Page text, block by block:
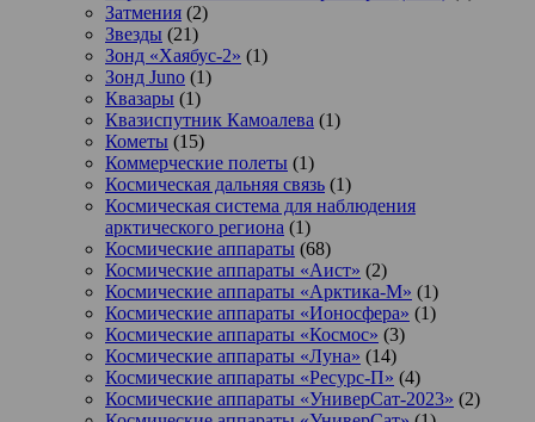
Затмения (2)
Звезды (21)
Зонд «Хаябус-2» (1)
Зонд Juno (1)
Квазары (1)
Квазиспутник Камоалева (1)
Кометы (15)
Коммерческие полеты (1)
Космическая дальняя связь (1)
Космическая система для наблюдения
арктического региона (1)
Космические аппараты (68)
Космические аппараты «Аист» (2)
Космические аппараты «Арктика-М» (1)
Космические аппараты «Ионосфера» (1)
Космические аппараты «Космос» (3)
Космические аппараты «Луна» (14)
Космические аппараты «Ресурс-П» (4)
Космические аппараты «УниверСат-2023» (2)